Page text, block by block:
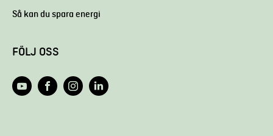
Så kan du spara energi
FÖLJ OSS